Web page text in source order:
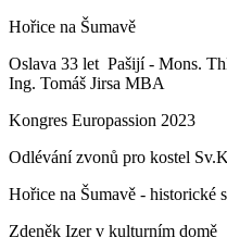
Hořice na Šumavě
Oslava 33 let Pašijí - Mons.
Ing. Tomáš Jirsa MBA
Kongres Europassion 2023
Odlévání zvonů pro kostel
Hořice na Šumavě - historické
Zdeněk Izer v kulturním domě